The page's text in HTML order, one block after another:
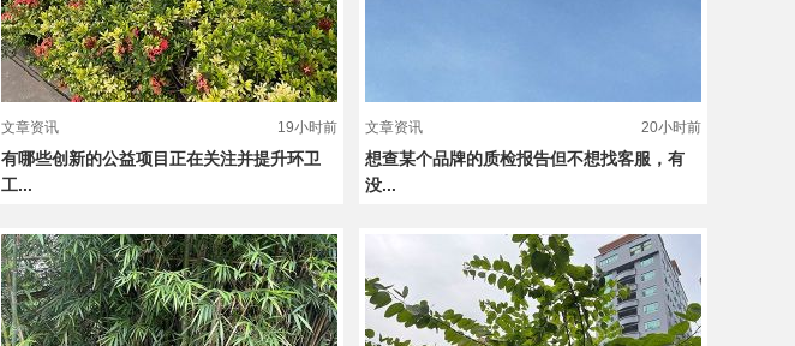
文章资讯 19小时前
有哪些创新的公益项目正在关注并提升环卫
工...
文章资讯 20小时前
想查某个品牌的质检报告但不想找客服，有
没...